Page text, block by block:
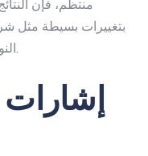
منتظم، فإن
بتغييرات بسيطة مثل